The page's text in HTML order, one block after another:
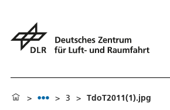
> > 3 > TdoT2011(1).jpg